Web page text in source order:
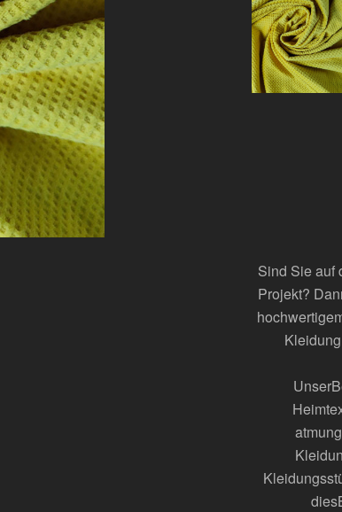
Sind Sie auf
Projekt?
Unser
dies